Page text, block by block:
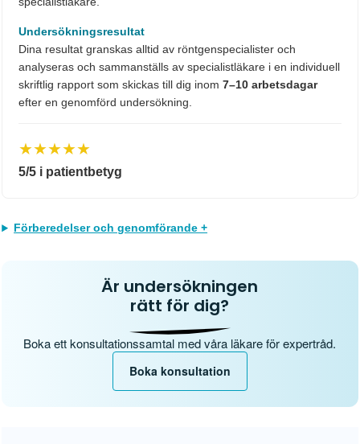
Undersökningsresultat
Dina resultat granskas alltid av röntgenspecialister och
analyseras och sammanställs av specialistläkare i en individuell
skriftlig rapport som skickas till dig inom7–10 arbetsdagar
efter en genomförd undersökning.
★★★★★
5/5 i patientbetyg
Förberedelser och genomförande +
Är undersökningen
rätt för dig?
Boka ett konsultationssamtal med våra läkare för expertråd.
Boka konsultation